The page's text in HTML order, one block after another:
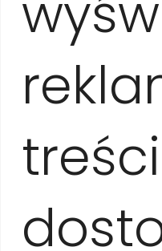
treści
Llevar a la excursión
cámaras fotográficas
Incluido en el precio
servicio de guía
almuerzo típico
y café durante el